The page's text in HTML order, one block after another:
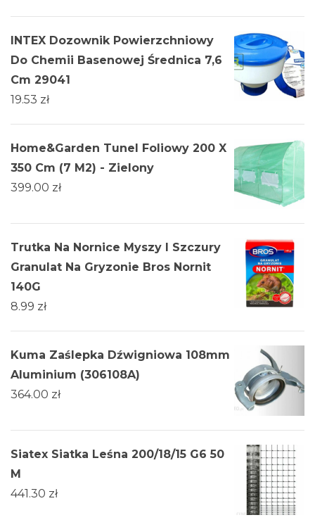
INTEX Dozownik Powierzchniowy
Do Chemii Basenowej Średnica 7,6
Cm 29041
19.53 zł
Home&Garden Tunel Foliowy 200 X
350 Cm (7 M2) - Zielony
399.00 zł
Trutka Na Nornice Myszy I Szczury
Granulat Na Gryzonie Bros Nornit
140G
8.99 zł
Kuma Zaślepka Dźwigniowa 108mm
Aluminium (306108A)
364.00 zł
Siatex Siatka Leśna 200/18/15 G6 50
M
441.30 zł